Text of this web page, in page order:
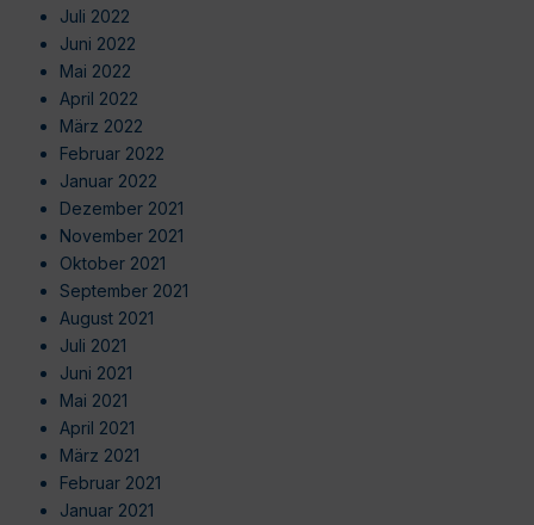
Juli 2022
Juni 2022
Mai 2022
April 2022
März 2022
Februar 2022
Januar 2022
Dezember 2021
November 2021
Oktober 2021
September 2021
August 2021
Juli 2021
Juni 2021
Mai 2021
April 2021
März 2021
Februar 2021
Januar 2021